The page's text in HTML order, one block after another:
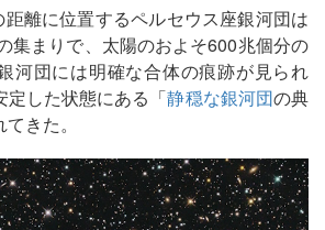
離に位置するペルセウス座銀河団は
集まりで、太陽のおよそ600兆個分の
河団には明確な合体の痕跡が見られ
定した状態にある「静穏な銀河団の典
きた。